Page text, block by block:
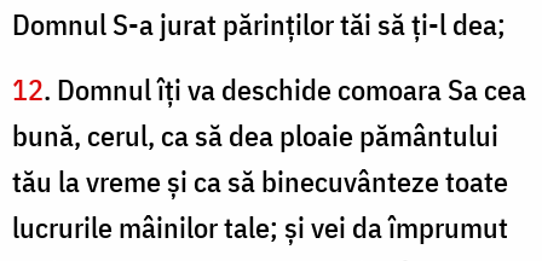
Domnul S-a jurat părinţilor tăi să ţi-l dea;
12. Domnul îţi va deschide comoara Sa cea
bună, cerul, ca să dea ploaie pământului
tău la vreme şi ca să binecuvânteze toate
lucrurile mâinilor tale; şi vei da împrumut